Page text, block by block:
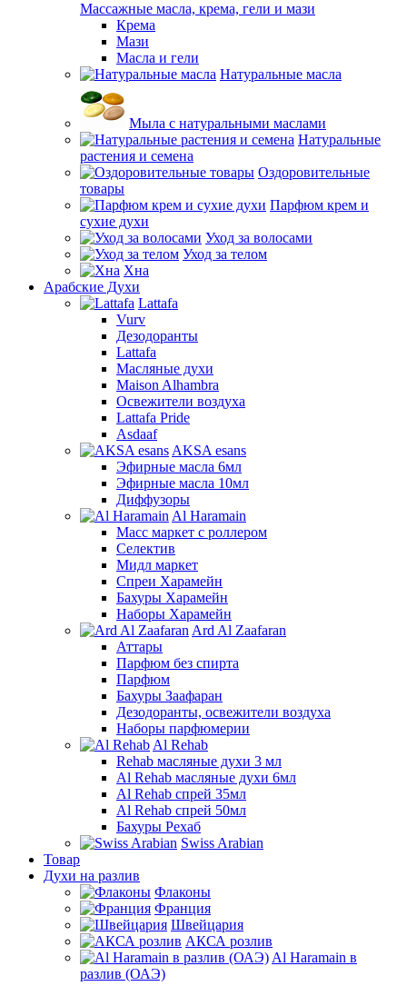
Массажные масла, крема, гели и мази
Крема
Мази
Масла и гели
Натуральные масла
Мыла с натуральными маслами
Натуральные
растения и семена
Оздоровительные
товары
Парфюм крем и
сухие духи
Уход за волосами
Уход за телом
Хна
Арабские Духи
Lattafa
Vurv
Дезодоранты
Lattafa
Масляные духи
Maison Alhambra
Освежители воздуха
Lattafa Pride
Asdaaf
AKSA esans
Эфирные масла 6мл
Эфирные масла 10мл
Диффузоры
Al Haramain
Масс маркет с роллером
Селектив
Мидл маркет
Спреи Харамейн
Бахуры Харамейн
Наборы Харамейн
Ard Al Zaafaran
Аттары
Парфюм без спирта
Парфюм
Бахуры Заафаран
Дезодоранты, освежители воздуха
Наборы парфюмерии
Al Rehab
Rehab масляные духи 3 мл
Al Rehab масляные духи 6мл
Al Rehab спрей 35мл
Al Rehab спрей 50мл
Бахуры Рехаб
Swiss Arabian
Товар
Духи на разлив
Флаконы
Франция
Швейцария
АКСА розлив
Al Haramain в
разлив (ОАЭ)